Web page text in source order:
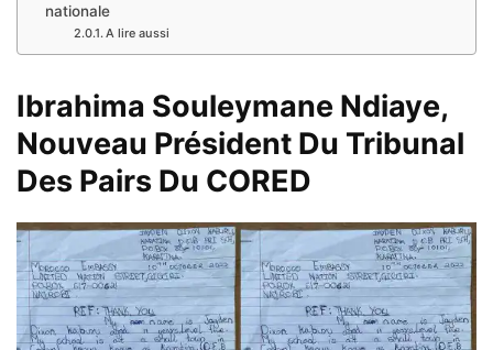
nationale
A lire aussi
Ibrahima Souleymane Ndiaye,
Nouveau Président Du Tribunal
Des Pairs Du CORED